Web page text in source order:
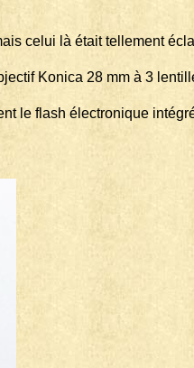
celui là était tellement
Konica 28 mm à 3
le flash électronique